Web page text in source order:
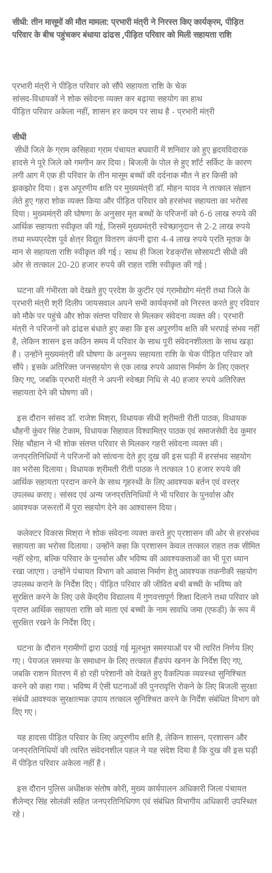
सीधी: तीन मासूमों की मौत मामला: प्रभारी मंत्री ने निरस्त किए कार्यक्रम, पीड़ित
परिवार के बीच पहुंचकर बंधाया ढांढस ,पीड़ित परिवार को मिली सहायता राशि
प्रभारी मंत्री ने पीड़ित परिवार को सौंपे सहायता राशि के चेक
सांसद-विधायकों ने शोक संवेदना व्यक्त कर बढ़ाया सहयोग का हाथ
पीड़ित परिवार अकेला नहीं, शासन हर कदम पर साथ है - प्रभारी मंत्री
सीधी
सीधी जिले के ग्राम कसिहवा ग्राम पंचायत बघवारी में शनिवार को हुए हृदयविदारक
हादसे ने पूरे जिले को गमगीन कर दिया। बिजली के पोल से हुए शॉर्ट सर्किट के कारण
लगी आग में एक ही परिवार के तीन मासूम बच्चों की दर्दनाक मौत ने हर किसी को
झकझोर दिया। इस अपूरणीय क्षति पर मुख्यमंत्री डॉ. मोहन यादव ने तत्काल संज्ञान
लेते हुए गहरा शोक व्यक्त किया और पीड़ित परिवार को हरसंभव सहायता का भरोसा
दिया। मुख्यमंत्री की घोषणा के अनुसार मृत बच्चों के परिजनों को 6-6 लाख रुपये की
आर्थिक सहायता स्वीकृत की गई, जिसमें मुख्यमंत्री स्वेच्छानुदान से 2-2 लाख रुपये
तथा मध्यप्रदेश पूर्व क्षेत्र विद्युत वितरण कंपनी द्वारा 4-4 लाख रुपये प्रति मृतक के
मान से सहायता राशि स्वीकृत की गई। साथ ही जिला रेडक्रॉस सोसायटी सीधी की
ओर से तत्काल 20-20 हजार रुपये की राहत राशि स्वीकृत की गई।
घटना की गंभीरता को देखते हुए प्रदेश के कुटीर एवं ग्रामोद्योग मंत्री तथा जिले के
प्रभारी मंत्री श्री दिलीप जायसवाल अपने सभी कार्यक्रमों को निरस्त करते हुए रविवार
को मौके पर पहुंचे और शोक संतप्त परिवार से मिलकर संवेदना व्यक्त की। प्रभारी
मंत्री ने परिजनों को ढांढस बंधाते हुए कहा कि इस अपूरणीय क्षति की भरपाई संभव नहीं
है, लेकिन शासन इस कठिन समय में परिवार के साथ पूरी संवेदनशीलता के साथ खड़ा
है। उन्होंने मुख्यमंत्री की घोषणा के अनुरूप सहायता राशि के चेक पीड़ित परिवार को
सौंपे। इसके अतिरिक्त जनसहयोग से एक लाख रुपये आवास निर्माण के लिए एकत्र
किए गए, जबकि प्रभारी मंत्री ने अपनी स्वेच्छा निधि से 40 हजार रुपये अतिरिक्त
सहायता देने की घोषणा की।
इस दौरान सांसद डॉ. राजेश मिश्रा, विधायक सीधी श्रीमती रीती पाठक, विधायक
धौहनी कुंवर सिंह टेकाम, विधायक सिहावल विश्वामित्र पाठक एवं समाजसेवी देव कुमार
सिंह चौहान ने भी शोक संतप्त परिवार से मिलकर गहरी संवेदना व्यक्त की।
जनप्रतिनिधियों ने परिजनों को सांत्वना देते हुए दुख की इस घड़ी में हरसंभव सहयोग
का भरोसा दिलाया। विधायक श्रीमती रीती पाठक ने तत्काल 10 हजार रुपये की
आर्थिक सहायता प्रदान करने के साथ गृहस्थी के लिए आवश्यक बर्तन एवं वस्त्र
उपलब्ध कराए। सांसद एवं अन्य जनप्रतिनिधियों ने भी परिवार के पुनर्वास और
आवश्यक जरूरतों में पूरा सहयोग देने का आश्वासन दिया।
कलेक्टर विकास मिश्रा ने शोक संवेदना व्यक्त करते हुए प्रशासन की ओर से हरसंभव
सहायता का भरोसा दिलाया। उन्होंने कहा कि प्रशासन केवल तत्काल राहत तक सीमित
नहीं रहेगा, बल्कि परिवार के पुनर्वास और भविष्य की आवश्यकताओं का भी पूरा ध्यान
रखा जाएगा। उन्होंने पंचायत विभाग को आवास निर्माण हेतु आवश्यक तकनीकी सहयोग
उपलब्ध कराने के निर्देश दिए। पीड़ित परिवार की जीवित बची बच्ची के भविष्य को
सुरक्षित करने के लिए उसे केंद्रीय विद्यालय में गुणवत्तापूर्ण शिक्षा दिलाने तथा परिवार को
प्राप्त आर्थिक सहायता राशि को माता एवं बच्ची के नाम सावधि जमा (एफडी) के रूप में
सुरक्षित रखने के निर्देश दिए।
घटना के दौरान ग्रामीणों द्वारा उठाई गई मूलभूत समस्याओं पर भी त्वरित निर्णय लिए
गए। पेयजल समस्या के समाधान के लिए तत्काल हैंडपंप खनन के निर्देश दिए गए,
जबकि राशन वितरण में हो रही परेशानी को देखते हुए वैकल्पिक व्यवस्था सुनिश्चित
करने को कहा गया। भविष्य में ऐसी घटनाओं की पुनरावृत्ति रोकने के लिए बिजली सुरक्षा
संबंधी आवश्यक सुरक्षात्मक उपाय तत्काल सुनिश्चित करने के निर्देश संबंधित विभाग को
दिए गए।
यह हादसा पीड़ित परिवार के लिए अपूरणीय क्षति है, लेकिन शासन, प्रशासन और
जनप्रतिनिधियों की त्वरित संवेदनशील पहल ने यह संदेश दिया है कि दुख की इस घड़ी
में पीड़ित परिवार अकेला नहीं है।
इस दौरान पुलिस अधीक्षक संतोष कोरी, मुख्य कार्यपालन अधिकारी जिला पंचायत
शैलेन्द्र सिंह सोलंकी सहित जनप्रतिनिधिगण एवं संबंधित विभागीय अधिकारी उपस्थित
रहे।